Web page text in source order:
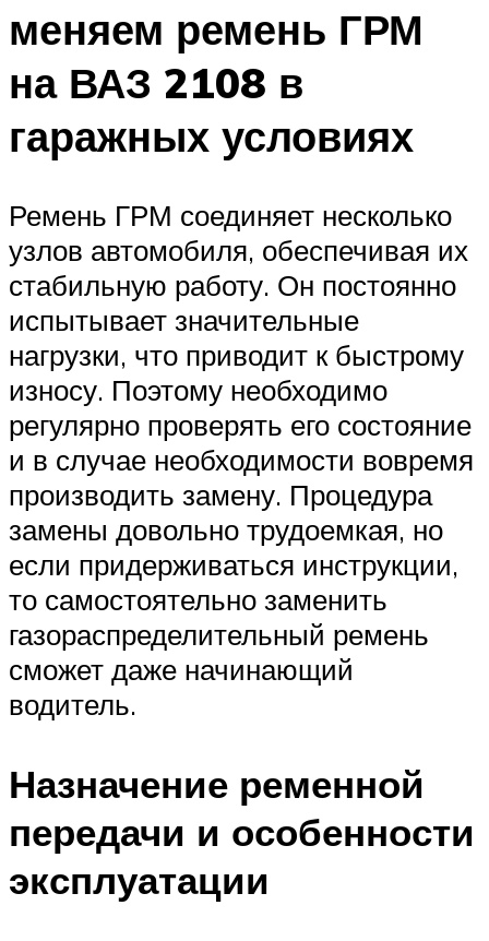
меняем ремень ГРМ
на ВАЗ 2108 в
гаражных условиях
Ремень ГРМ соединяет несколько
узлов автомобиля, обеспечивая их
стабильную работу. Он постоянно
испытывает значительные
нагрузки, что приводит к быстрому
износу. Поэтому необходимо
регулярно проверять его состояние
и в случае необходимости вовремя
производить замену. Процедура
замены довольно трудоемкая, но
если придерживаться инструкции,
то самостоятельно заменить
газораспределительный ремень
сможет даже начинающий
водитель.
Назначение ременной
передачи и особенности
эксплуатации